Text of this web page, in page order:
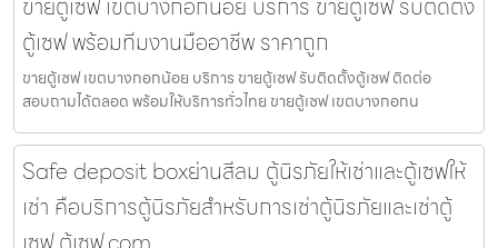
ตู้เซฟ พร้อมทีมงานมืออาชีพ ราคาถูก
ขายตู้เซฟ เขตบางกอกน้อย บริการ ขายตู้เซฟ รับติดตั้งตู้เซฟ ติดต่อ
สอบถามได้ตลอด พร้อมให้บริการทั่วไทย ขายตู้เซฟ เขตบางกอกน
Safe deposit boxย่านสีลม ตู้นิรภัยให้เช่าและตู้เซฟให้
เช่า คือบริการตู้นิรภัยสำหรับการเช่าตู้นิรภัยและเช่าตู้